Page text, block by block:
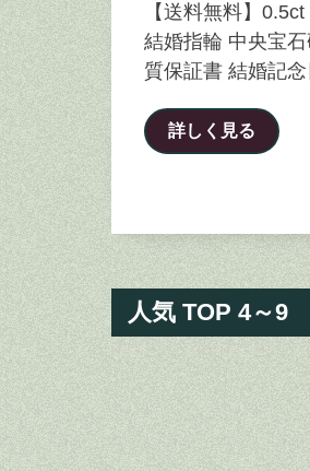
【送料無料】
結婚指輪 中央宝
質保証書 結婚記
詳しく見る
人気 TOP 4～9